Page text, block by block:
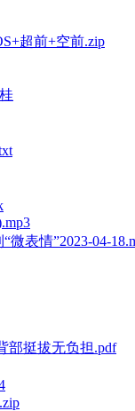
超前+空前.zip
表情”2023-04-
部挺拔无负担.pdf